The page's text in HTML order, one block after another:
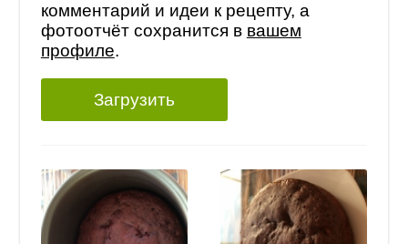
комментарий и идеи к рецепту, а
фотоотчёт сохранится в вашем
профиле.
Загрузить